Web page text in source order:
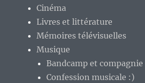
Cinéma
Livres et littérature
Mémoires télévisuelles
Musique
Bandcamp et compagnie
Confession musicale :)